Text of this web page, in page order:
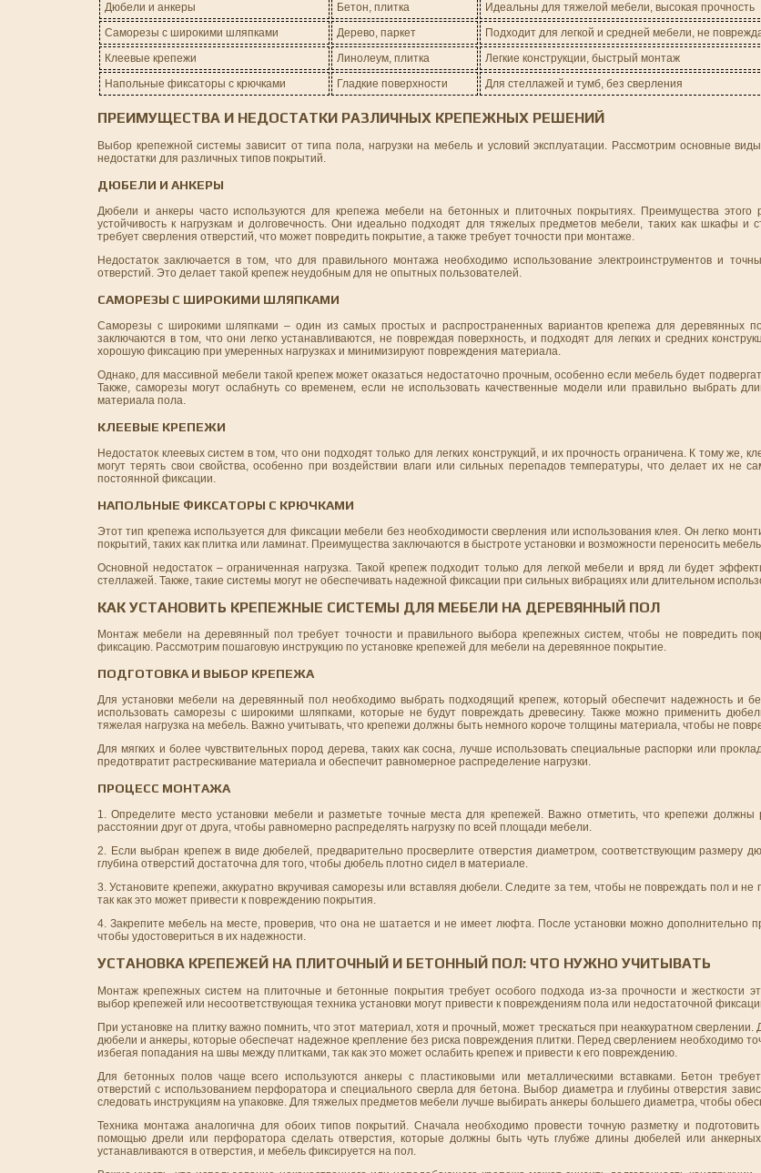
Дюбели и анкеры
Бетон, плитка
Идеальны для тяжелой мебели, высокая прочность
Саморезы с широкими шляпками
Дерево, паркет
Подходит для легкой и средней мебели, не
Клеевые крепежи
Линолеум, плитка
Легкие конструкции, быстрый монтаж
Напольные фиксаторы с крючками
Гладкие поверхности Для стеллажей и тумб, без сверления
ПРЕИМУЩЕСТВА И НЕДОСТАТКИ РАЗЛИЧНЫХ КРЕПЕЖНЫХ РЕШЕНИЙ
Выбор крепежной системы зависит от типа пола, нагрузки на мебель и условий эксплуатации. Рассмотрим основные
недостатки для различных типов покрытий.
ДЮБЕЛИ И АНКЕРЫ
Дюбели и анкеры часто используются для крепежа мебели на бетонных и плиточных покрытиях. Преимущества этого
устойчивость к нагрузкам и долговечность. Они идеально подходят для тяжелых предметов мебели, таких как шкафы и
требует сверления отверстий, что может повредить покрытие, а также требует точности при монтаже.
Недостаток заключается в том, что для правильного монтажа необходимо использование электроинструментов и
отверстий. Это делает такой крепеж неудобным для не опытных пользователей.
САМОРЕЗЫ С ШИРОКИМИ ШЛЯПКАМИ
Саморезы с широкими шляпками – один из самых простых и распространенных вариантов крепежа для деревянных
заключаются в том, что они легко устанавливаются, не повреждая поверхность, и подходят для легких и средних
хорошую фиксацию при умеренных нагрузках и минимизируют повреждения материала.
Однако, для массивной мебели такой крепеж может оказаться недостаточно прочным, особенно если мебель будет
Также, саморезы могут ослабнуть со временем, если не использовать качественные модели или правильно выбрать
материала пола.
КЛЕЕВЫЕ КРЕПЕЖИ
Недостаток клеевых систем в том, что они подходят только для легких конструкций, и их прочность ограничена. К тому же,
могут терять свои свойства, особенно при воздействии влаги или сильных перепадов температуры, что делает их не
постоянной фиксации.
НАПОЛЬНЫЕ ФИКСАТОРЫ С КРЮЧКАМИ
Этот тип крепежа используется для фиксации мебели без необходимости сверления или использования клея. Он легко
покрытий, таких как плитка или ламинат. Преимущества заключаются в быстроте установки и возможности переносить
Основной недостаток – ограниченная нагрузка. Такой крепеж подходит только для легкой мебели и вряд ли будет
стеллажей. Также, такие системы могут не обеспечивать надежной фиксации при сильных вибрациях или длительном
КАК УСТАНОВИТЬ КРЕПЕЖНЫЕ СИСТЕМЫ ДЛЯ МЕБЕЛИ НА ДЕРЕВЯННЫЙ ПОЛ
Монтаж мебели на деревянный пол требует точности и правильного выбора крепежных систем, чтобы не повредить
фиксацию. Рассмотрим пошаговую инструкцию по установке крепежей для мебели на деревянное покрытие.
ПОДГОТОВКА И ВЫБОР КРЕПЕЖА
Для установки мебели на деревянный пол необходимо выбрать подходящий крепеж, который обеспечит надежность и
использовать саморезы с широкими шляпками, которые не будут повреждать древесину. Также можно применить
тяжелая нагрузка на мебель. Важно учитывать, что крепежи должны быть немного короче толщины материала, чтобы не
Для мягких и более чувствительных пород дерева, таких как сосна, лучше использовать специальные распорки или
предотвратит растрескивание материала и обеспечит равномерное распределение нагрузки.
ПРОЦЕСС МОНТАЖА
1. Определите место установки мебели и разметьте точные места для крепежей. Важно отметить, что крепежи должны
расстоянии друг от друга, чтобы равномерно распределять нагрузку по всей площади мебели.
2. Если выбран крепеж в виде дюбелей, предварительно просверлите отверстия диаметром, соответствующим размеру
глубина отверстий достаточна для того, чтобы дюбель плотно сидел в материале.
3. Установите крепежи, аккуратно вкручивая саморезы или вставляя дюбели. Следите за тем, чтобы не повреждать пол и не
так как это может привести к повреждению покрытия.
4. Закрепите мебель на месте, проверив, что она не шатается и не имеет люфта. После установки можно дополнительно
чтобы удостовериться в их надежности.
УСТАНОВКА КРЕПЕЖЕЙ НА ПЛИТОЧНЫЙ И БЕТОННЫЙ ПОЛ: ЧТО НУЖНО УЧИТЫВАТЬ
Монтаж крепежных систем на плиточные и бетонные покрытия требует особого подхода из-за прочности и жесткости
выбор крепежей или несоответствующая техника установки могут привести к повреждениям пола или недостаточной
При установке на плитку важно помнить, что этот материал, хотя и прочный, может трескаться при неаккуратном сверлении.
дюбели и анкеры, которые обеспечат надежное крепление без риска повреждения плитки. Перед сверлением необходимо
избегая попадания на швы между плитками, так как это может ослабить крепеж и привести к его повреждению.
Для бетонных полов чаще всего используются анкеры с пластиковыми или металлическими вставками. Бетон
отверстий с использованием перфоратора и специального сверла для бетона. Выбор диаметра и глубины отверстия
следовать инструкциям на упаковке. Для тяжелых предметов мебели лучше выбирать анкеры большего диаметра, чтобы
Техника монтажа аналогична для обоих типов покрытий. Сначала необходимо провести точную разметку и
помощью дрели или перфоратора сделать отверстия, которые должны быть чуть глубже длины дюбелей или
устанавливаются в отверстия, и мебель фиксируется на пол.